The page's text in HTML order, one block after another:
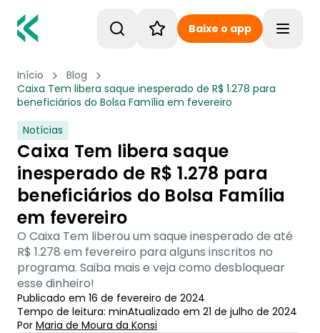
Baixe o app
Início
Blog
Caixa Tem libera saque inesperado de R$ 1.278 para
beneficiários do Bolsa Família em fevereiro
Notícias
Caixa Tem libera saque
inesperado de R$ 1.278 para
beneficiários do Bolsa Família
em fevereiro
O Caixa Tem liberou um saque inesperado de até
R$ 1.278 em fevereiro para alguns inscritos no
programa. Saiba mais e veja como desbloquear
esse dinheiro!
Publicado em 16 de fevereiro de 2024
Tempo de leitura: minAtualizado em 21 de julho de 2024
Por Maria de Moura da Konsi